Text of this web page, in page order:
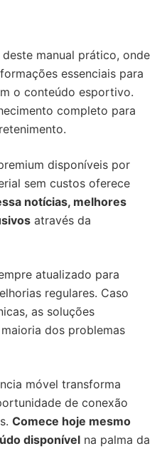
manual prático, onde
essenciais para
o conteúdo esportivo.
completo para
disponíveis por
sem custos oferece
notícias, melhores
através da
atualizado para
regulares. Caso
as soluções
dos problemas
móvel transforma
de conexão
Comece hoje mesmo
disponível na palma da